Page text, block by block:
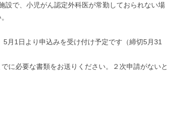
設で、小児がん認定外科医が常勤しておられない場
月1日より申込みを受け付け予定です（締切5月31
に必要な書類をお送りください。２次申請がないと